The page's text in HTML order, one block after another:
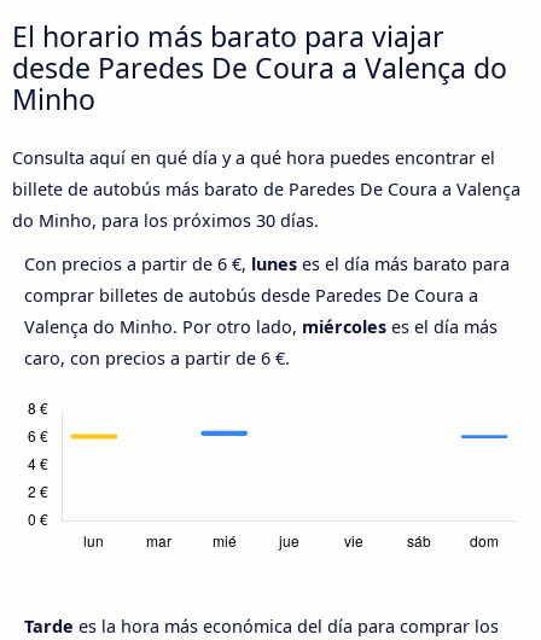
El horario más barato para viajar
desde Paredes De Coura a Valença do
Minho
Consulta aquí en qué día y a qué hora puedes encontrar el
billete de autobús más barato de Paredes De Coura a Valença
do Minho, para los próximos 30 días.
Con precios a partir de 6 €, lunes es el día más barato para
comprar billetes de autobús desde Paredes De Coura a
Valença do Minho. Por otro lado, miércoles es el día más
caro, con precios a partir de 6 €.
Tarde es la hora más económica del día para comprar los